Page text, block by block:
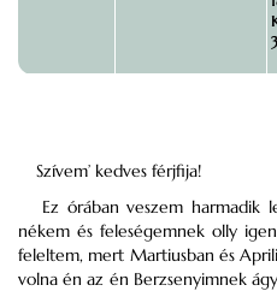
Szívem’ kedves férjfija!
Ez órában veszem harmadik
nékem és feleségemnek olly
feleltem, mert Martiusban és
volna én az én Berzsenyimnek